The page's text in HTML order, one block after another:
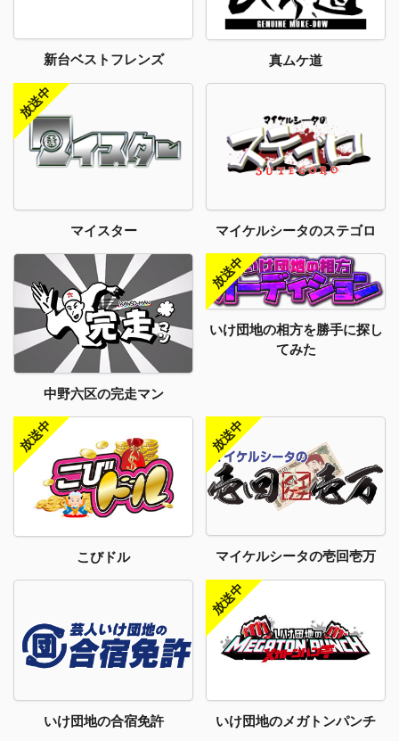
新台ベストフレンズ 真ムケ道
マイスター マイケルシータのステゴロ
中野六区の完走マン
いけ団地の相方を勝手に探し
てみた
こびドル マイケルシータの壱回壱万
いけ団地の合宿免許 いけ団地のメガトンパンチ